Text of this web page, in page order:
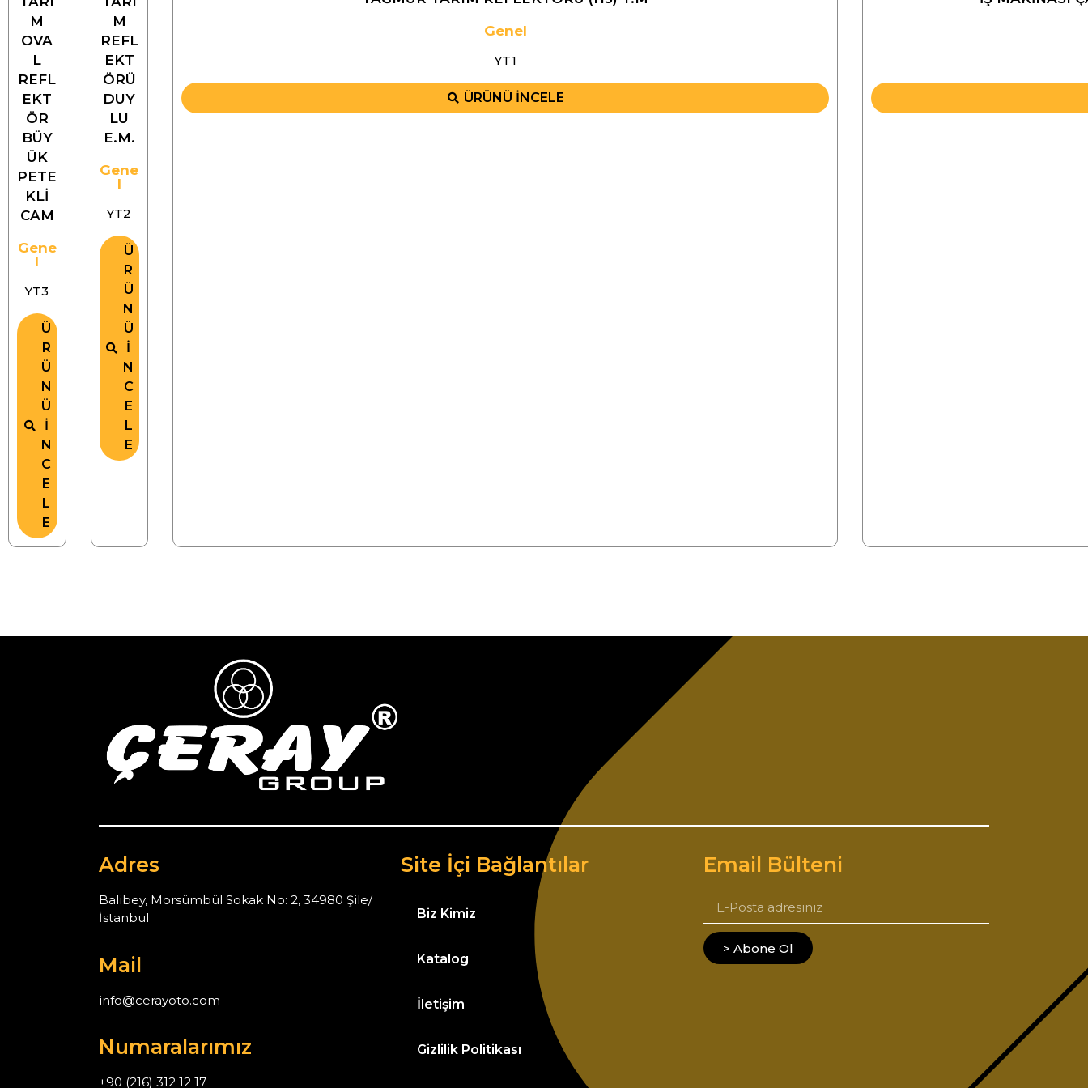
M
OVA
L
REFL
EKT
ÖR
BÜY
ÜK
PETE
KLİ
CAM
Gene
l
YT3
Ü
R
Ü
N
Ü
İ
N
C
E
L
E
M
REFL
EKT
ÖRÜ
DUY
LU
E.M.
Gene
l
YT2
Ü
R
Ü
N
Ü
İ
N
C
E
L
E
Genel
YT1
ÜRÜNÜ İNCELE
Adres
Balibey, Morsümbül Sokak No: 2, 34980 Şile/
İstanbul
Mail
info@cerayoto.com
Numaralarımız
+90 (216) 312 12 17
Site İçi Bağlantılar
Biz Kimiz
Katalog
İletişim
Gizlilik Politikası
Email Bülteni
> Abone Ol